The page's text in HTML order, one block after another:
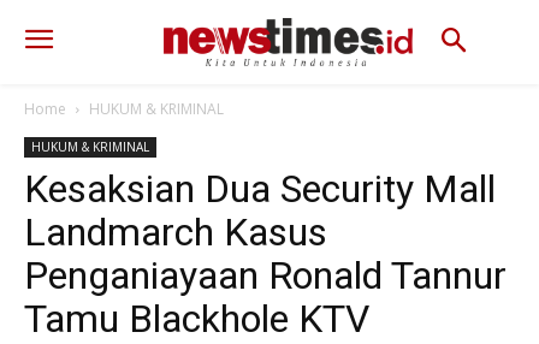
Home HUKUM & KRIMINAL
HUKUM & KRIMINAL
Kesaksian Dua Security Mall
Landmarch Kasus
Penganiayaan Ronald Tannur
Tamu Blackhole KTV